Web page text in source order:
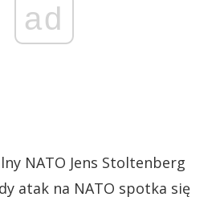
ad
NATO Jens Stoltenberg
atak na NATO spotka się